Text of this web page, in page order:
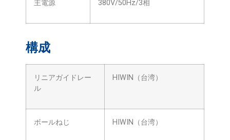
主電源 380V/50Hz/3相
構成
リニアガイドレー
ル
HIWIN（台湾）
ボールねじ HIWIN（台湾）